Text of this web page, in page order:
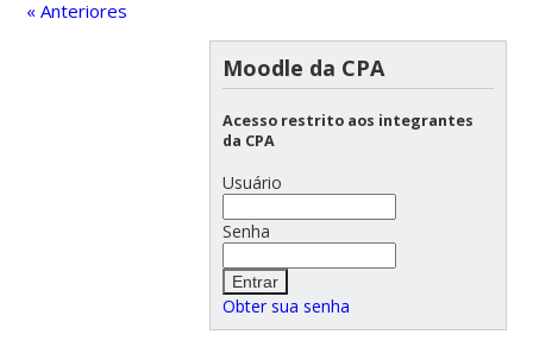
« Anteriores
Moodle da CPA
Acesso restrito aos integrantes
da CPA
Usuário
Senha
Obter sua senha